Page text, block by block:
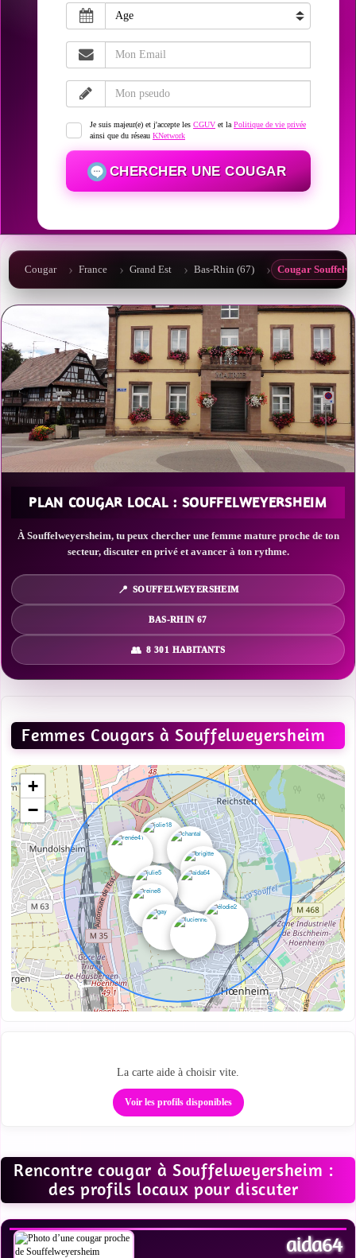
Je suis majeur(e) et j'accepte les CGUV et la Politique de vie privée
ainsi que du réseau KNetwork
CHERCHER UNE COUGAR
Cougar France Grand Est Bas-Rhin (67) Cougar
PLAN COUGAR LOCAL : SOUFFELWEYERSHEIM
À Souffelweyersheim, tu peux chercher une femme mature proche de ton
secteur, discuter en privé et avancer à ton rythme.
SOUFFELWEYERSHEIM
BAS-RHIN 67
8 301 HABITANTS
Femmes Cougars à Souffelweyersheim
+
−
La carte aide à choisir vite.
Voir les profils disponibles
Rencontre cougar à Souffelweyersheim :
des profils locaux pour discuter
VOIR LES PHOTOS
aida64